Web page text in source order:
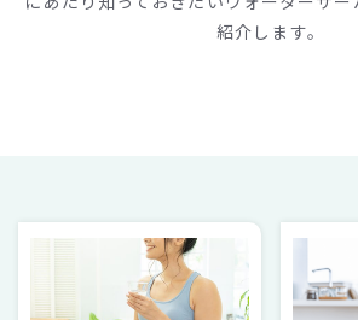
紹介します。